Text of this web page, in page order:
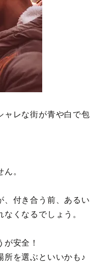
ャレな街が青や白で包
。
、付き合う前、あるい
くなるでしょう。
安全！
所を選ぶといいかも♪